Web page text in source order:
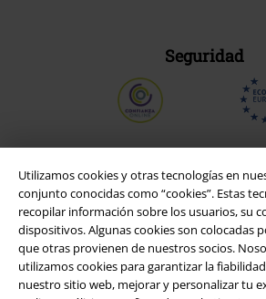
Utilizamos cookies y otras tecnologías en
conjunto conocidas como “cookies”. Estas
recopilar información sobre los usuarios, su
dispositivos. Algunas cookies son colocadas
que otras provienen de nuestros socios.
utilizamos cookies para garantizar la
nuestro sitio web, mejorar y personalizar tu
Seguridad